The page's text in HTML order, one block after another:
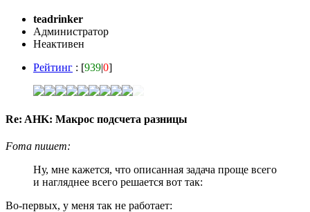
teadrinker
Администратор
Неактивен
Рейтинг : [939|0]
Re: AHK: Макрос подсчета разницы
Foma пишет:
Ну, мне кажется, что описанная задача проще всего
и нагляднее всего решается вот так:
Во-первых, у меня так не работает: